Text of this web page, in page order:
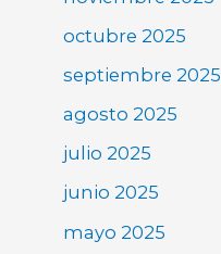
octubre 2025
septiembre 2025
agosto 2025
julio 2025
junio 2025
mayo 2025